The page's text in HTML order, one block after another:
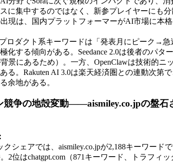
に集中するのではなく、新参プレイヤーにも分
出現は、国内プラットフォーマーがAI市場に本
ロダクト系キーワードは「発表月にピーク→
化する傾向がある。Seedance 2.0は後者のパタ
景にあるため）。一方、OpenClawは技術的ニ
る。Rakuten AI 3.0は楽天経済圏との連動次第
余地がある。
競争の地殻変動——aismiley.co.jpの盤石
シェアでは、aismiley.co.jpが2,188キーワード
2位はchatgpt.com（871キーワード、トラフィ